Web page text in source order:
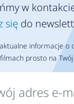
w
się do
informacje o
prosto na